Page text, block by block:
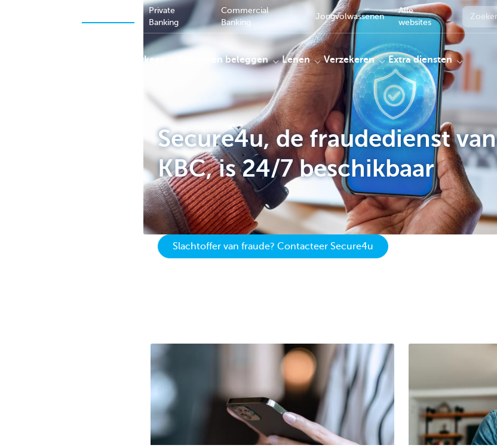
Private
Banking
Commercial
Banking
Jongvolwassenen
Alle
websites
Betalingsverkeer Sparen en beleggen Lenen Verzekeren Extra diensten
Secure4u, de fraudedienst van
KBC, is 24/7 beschikbaar
Slachtoffer van fraude? Contacteer Secure4u